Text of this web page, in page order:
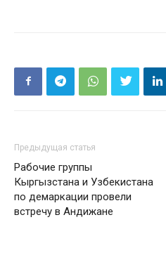
Предыдущая статья
Рабочие группы
Кыргызстана и Узбекистана
по демаркации провели
встречу в Андижане